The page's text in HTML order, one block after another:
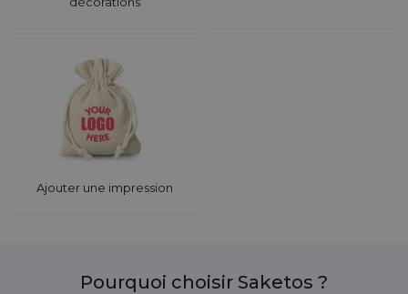
Ajouter une impression
Pourquoi choisir Saketos ?